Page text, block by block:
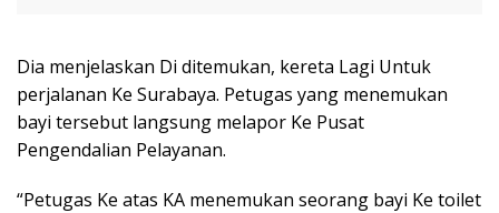
Dia menjelaskan Di ditemukan, kereta Lagi Untuk
perjalanan Ke Surabaya. Petugas yang menemukan
bayi tersebut langsung melapor Ke Pusat
Pengendalian Pelayanan.
“Petugas Ke atas KA menemukan seorang bayi Ke toilet